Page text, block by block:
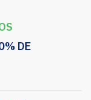
DE